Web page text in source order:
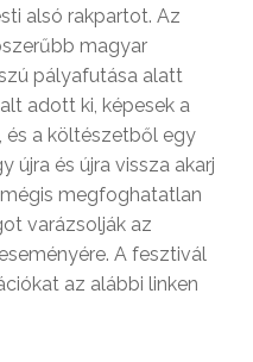
alsó rakpartot. Az
magyar
pályafutása alatt
adott ki, képesek a
és a költészetből egy
újra és újra vissza akarj
megfoghatatlan
varázsolják az
A fesztivál
az alábbi linken